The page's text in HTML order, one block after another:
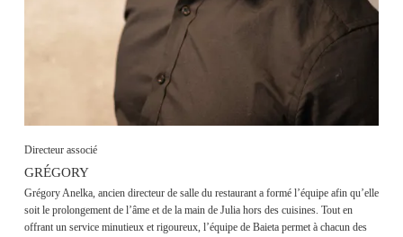
Directeur associé
GRÉGORY
Grégory Anelka, ancien directeur de salle du restaurant a formé l’équipe afin qu’elle
soit le prolongement de l’âme et de la main de Julia hors des cuisines. Tout en
offrant un service minutieux et rigoureux, l’équipe de Baieta permet à chacun des